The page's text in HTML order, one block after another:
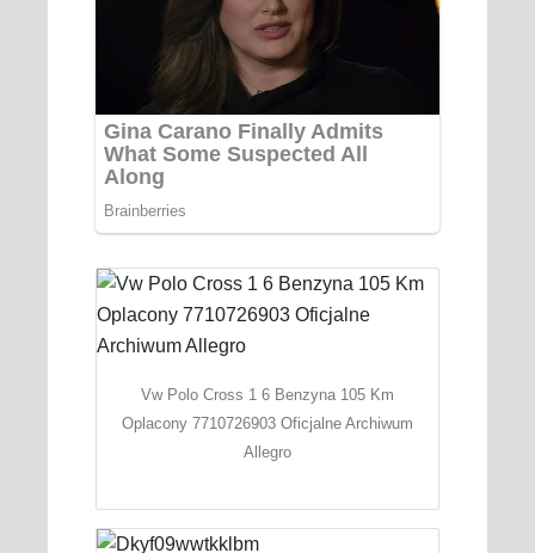
Vw Polo Cross 1 6 Benzyna 105 Km
Oplacony 7710726903 Oficjalne Archiwum
Allegro